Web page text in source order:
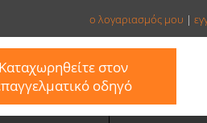
ο λογαριασμός μου |
Καταχωρηθείτε στον
οδηγό